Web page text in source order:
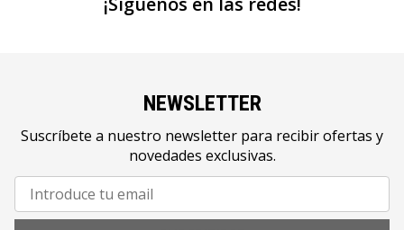
NEWSLETTER
Suscríbete a nuestro newsletter para recibir ofertas y
novedades exclusivas.